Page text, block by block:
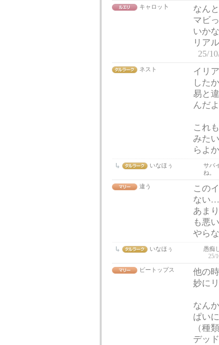
キャロッ卜
なん
マビ
いかな
リア
25/
ネスト
イリ
した
易と
んだ
これ
みた
らよ
いなほぅ
サバ
ね。
違う
この
ない…
あま
も悪い
やら
いなほぅ
愚痴
25/
ビートップス
他の
妙に
なん
ぱい
（種
デッ